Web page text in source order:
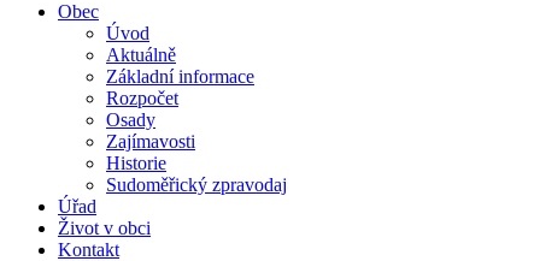
Obec
Úvod
Aktuálně
Základní informace
Rozpočet
Osady
Zajímavosti
Historie
Sudoměřický zpravodaj
Úřad
Život v obci
Kontakt